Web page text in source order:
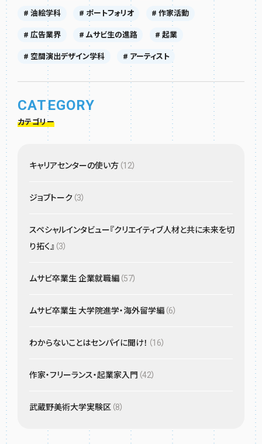
# 油絵学科 # ポートフォリオ # 作家活動
# 広告業界 # ムサビ生の進路 # 起業
# 空間演出デザイン学科 # アーティスト
CATEGORY
カテゴリー
キャリアセンターの使い方 （12）
ジョブトーク （3）
スペシャルインタビュー『クリエイティブ人材と共に未来を切
り拓く』 （3）
ムサビ卒業生 企業就職編 （57）
ムサビ卒業生 大学院進学・海外留学編 （6）
わからないことはセンパイに聞け！ （16）
作家・フリーランス・起業家入門 （42）
武蔵野美術大学実験区 （8）